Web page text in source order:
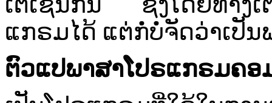
ແກຣມ​ໄດ້​ ແຕ່​ກໍ່​ບໍ່​ຈັດ​ວ່າ​ເປັ
ຕົວ​ແປ​ພາສາ​ໂປຣ​ແກຣມ​ຄອ